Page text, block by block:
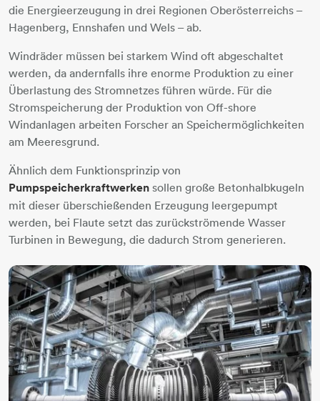
die Energieerzeugung in drei Regionen Oberösterreichs –
Hagenberg, Ennshafen und Wels – ab.
Windräder müssen bei starkem Wind oft abgeschaltet
werden, da andernfalls ihre enorme Produktion zu einer
Überlastung des Stromnetzes führen würde. Für die
Stromspeicherung der Produktion von Off-shore
Windanlagen arbeiten Forscher an Speichermöglichkeiten
am Meeresgrund.
Ähnlich dem Funktionsprinzip von
Pumpspeicherkraftwerken sollen große Betonhalbkugeln
mit dieser überschießenden Erzeugung leergepumpt
werden, bei Flaute setzt das zurückströmende Wasser
Turbinen in Bewegung, die dadurch Strom generieren.